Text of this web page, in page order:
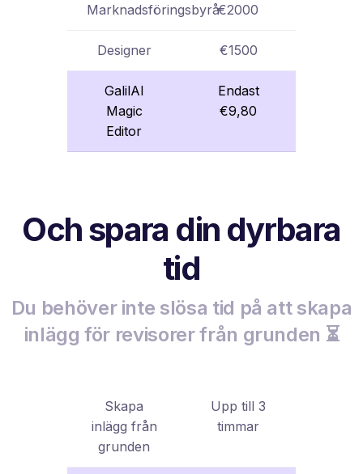
Marknadsföringsbyrå€2000
Designer €1500
GalilAI
Magic
Editor
Endast
€9,80
Och spara din dyrbara
tid
Du behöver inte slösa tid på att skapa
inlägg för revisorer från grunden ⏳
Skapa
inlägg från
grunden
Upp till 3
timmar